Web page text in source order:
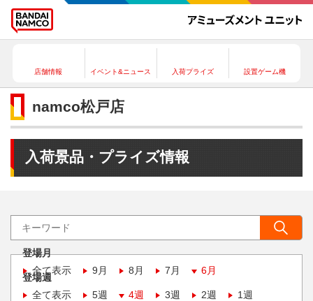
店舗情報 イベント&ニュース 入荷プライズ 設置ゲーム機
namco松戸店
入荷景品・プライズ情報
登場月
全て表示
9月 8月 7月 6月
登場週
全て表示
5週 4週 3週 2週 1週